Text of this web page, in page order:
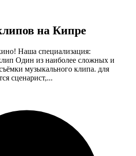
на Кипре
Наша специализация:
Один из наиболее сложных и
музыкального клипа. для
сценарист,...